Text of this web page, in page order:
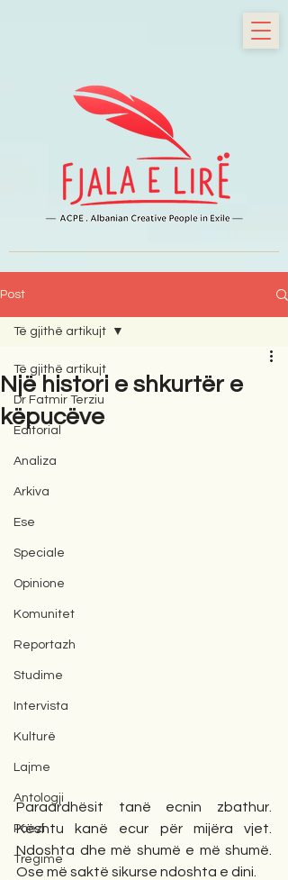
Post
Të gjithë artikujt
Dr Fatmir Terziu
Editorial
Analiza
Arkiva
Ese
Speciale
Opinione
Komunitet
Reportazh
Studime
Intervista
Kulturë
Lajme
Antologji
Poezi
Tregime
Të gjithë artikujt
Një histori e shkurtër e
këpucëve
Paraardhësit tanë ecnin zbathur.
Kështu kanë ecur për mijëra vjet.
Ndoshta dhe më shumë e më shumë.
Ose më saktë sikurse ndoshta e dini.